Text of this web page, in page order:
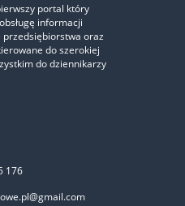
portal który
informacji
przedsiębiorstwa oraz
do szerokiej
do dziennikarzy
176